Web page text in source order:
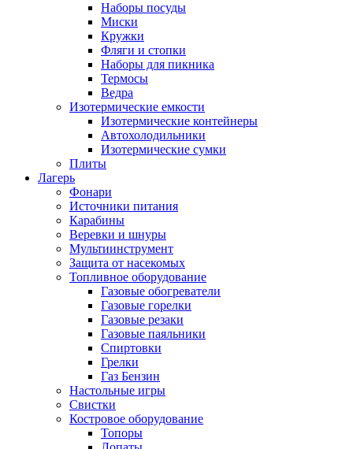
Наборы посуды
Миски
Кружки
Фляги и стопки
Наборы для пикника
Термосы
Ведра
Изотермические емкости
Изотермические контейнеры
Автохолодильники
Изотермические сумки
Плиты
Лагерь
Фонари
Источники питания
Карабины
Веревки и шнуры
Мультиинструмент
Защита от насекомых
Топливное оборудование
Газовые обогреватели
Газовые горелки
Газовые резаки
Газовые паяльники
Спиртовки
Грелки
Газ Бензин
Настольные игры
Свистки
Костровое оборудование
Топоры